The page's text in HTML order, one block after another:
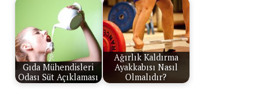
Gıda Mühendisleri
Odası Süt Açıklaması
Ağırlık Kaldırma
Ayakkabısı Nasıl
Olmalıdır?